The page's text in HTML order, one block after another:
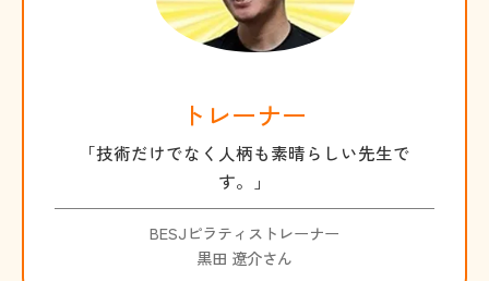
トレーナー
「技術だけでなく人柄も素晴らしい先生で
す。」
BESJピラティストレーナー
黒田 遼介さん